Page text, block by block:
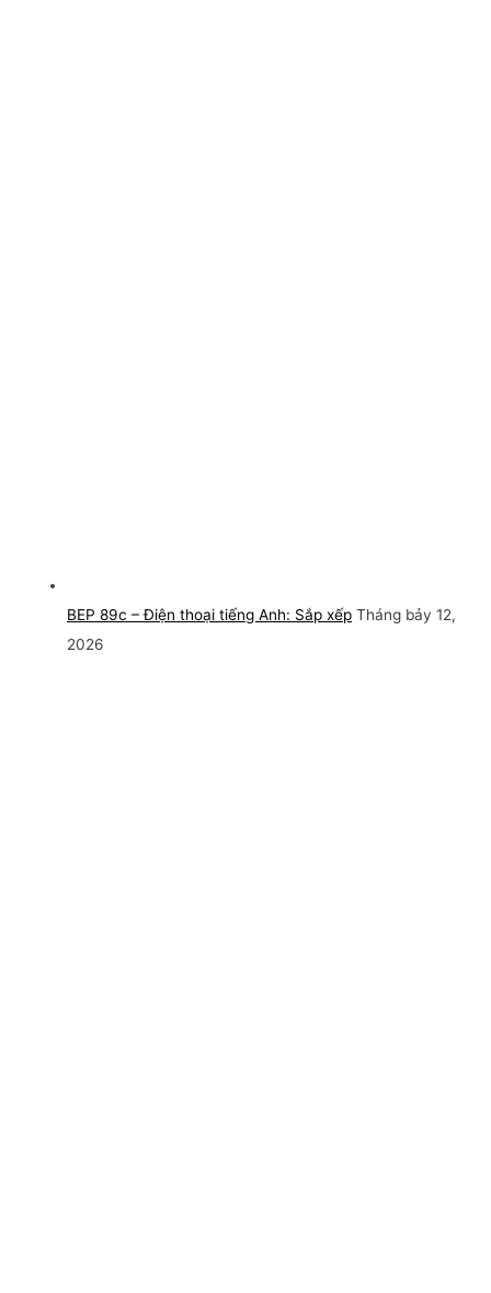
BEP 89c – Điện thoại tiếng Anh: Sắp xếp Tháng bảy 12,
2026